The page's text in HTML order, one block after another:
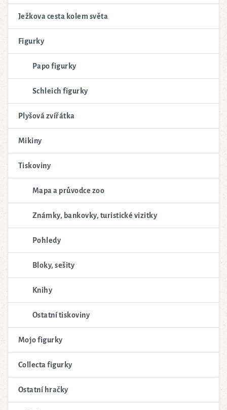
Ježkova cesta kolem světa
Figurky
Papo figurky
Schleich figurky
Plyšová zvířátka
Mikiny
Tiskoviny
Mapa a průvodce zoo
Známky, bankovky, turistické vizitky
Pohledy
Bloky, sešity
Knihy
Ostatní tiskoviny
Mojo figurky
Collecta figurky
Ostatní hračky